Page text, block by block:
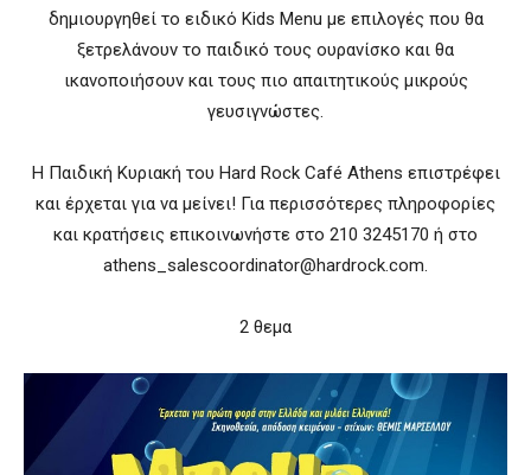
δημιουργηθεί το ειδικό Kids Menu με επιλογές που θα
ξετρελάνουν το παιδικό τους ουρανίσκο και θα
ικανοποιήσουν και τους πιο απαιτητικούς μικρούς
γευσιγνώστες.
Η Παιδική Κυριακή του Hard Rock Café Athens επιστρέφει
και έρχεται για να μείνει! Για περισσότερες πληροφορίες
και κρατήσεις επικοινωνήστε στο 210 3245170 ή στο
athens_salescoordinator@hardrock.com.
2 θεμα